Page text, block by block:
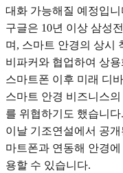
대화 가능해질 예정입니
구글은 10년 이상 삼성
며, 스마트 안경의 상시
비파커와 협업하여 상
스마트폰 이후 미래 디
스마트 안경 비즈니스
를 위협하기도 했습니다.
이날 기조연설에서 공
마트폰과 연동해 안경
용할 수 있습니다.